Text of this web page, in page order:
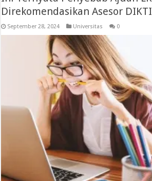
Direkomendasikan Asesor DIKTI
September 28, 2024 Universitas 0